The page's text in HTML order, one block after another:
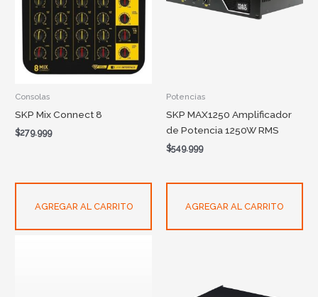
Consolas
SKP Mix Connect 8
$279.999
AGREGAR AL CARRITO
Potencias
SKP MAX1250 Amplificador
de Potencia 1250W RMS
$549.999
AGREGAR AL CARRITO